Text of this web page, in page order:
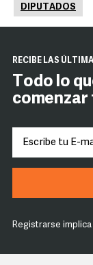
DIPUTADOS
RECIBE LAS
Todo lo
comenzar
Registrarse